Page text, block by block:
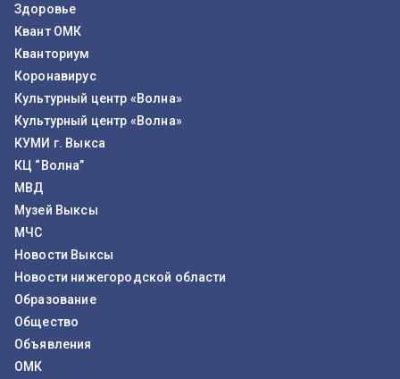
Здоровье
Квант ОМК
Кванториум
Коронавирус
Культурный центр «Волна»
Культурный центр «Волна»
КУМИ г. Выкса
КЦ “Волна”
МВД
Музей Выксы
МЧС
Новости Выксы
Новости нижегородской области
Образование
Общество
Объявления
ОМК